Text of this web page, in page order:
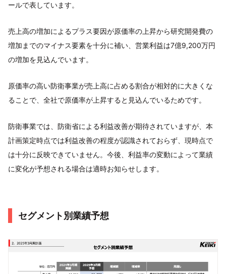
ールで表しています。
売上高の増加によるプラス要因が原価率の上昇から研究開発費の
増加までのマイナス要素を十分に補い、営業利益は7億9,200万円
の増加を見込んでいます。
原価率の高い防衛事業が売上高に占める割合が相対的に大きくな
ることで、全社で原価率が上昇すると見込んでいるためです。
防衛事業では、防衛省による利益改善が期待されていますが、本
計画策定時点では利益改善の程度が認識されておらず、現時点で
は十分に反映できていません。今後、利益率の変動によって業績
に変化が予想される場合は適時お知らせします。
セグメント別業績予想